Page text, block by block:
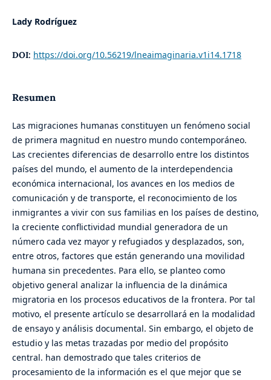
Lady Rodríguez
DOI: https://doi.org/10.56219/lneaimaginaria.v1i14.1718
Resumen
Las migraciones humanas constituyen un fenómeno social
de primera magnitud en nuestro mundo contemporáneo.
Las crecientes diferencias de desarrollo entre los distintos
países del mundo, el aumento de la interdependencia
económica internacional, los avances en los medios de
comunicación y de transporte, el reconocimiento de los
inmigrantes a vivir con sus familias en los países de destino,
la creciente conflictividad mundial generadora de un
número cada vez mayor y refugiados y desplazados, son,
entre otros, factores que están generando una movilidad
humana sin precedentes. Para ello, se planteo como
objetivo general analizar la influencia de la dinámica
migratoria en los procesos educativos de la frontera. Por tal
motivo, el presente artículo se desarrollará en la modalidad
de ensayo y análisis documental. Sin embargo, el objeto de
estudio y las metas trazadas por medio del propósito
central. han demostrado que tales criterios de
procesamiento de la información es el que mejor que se